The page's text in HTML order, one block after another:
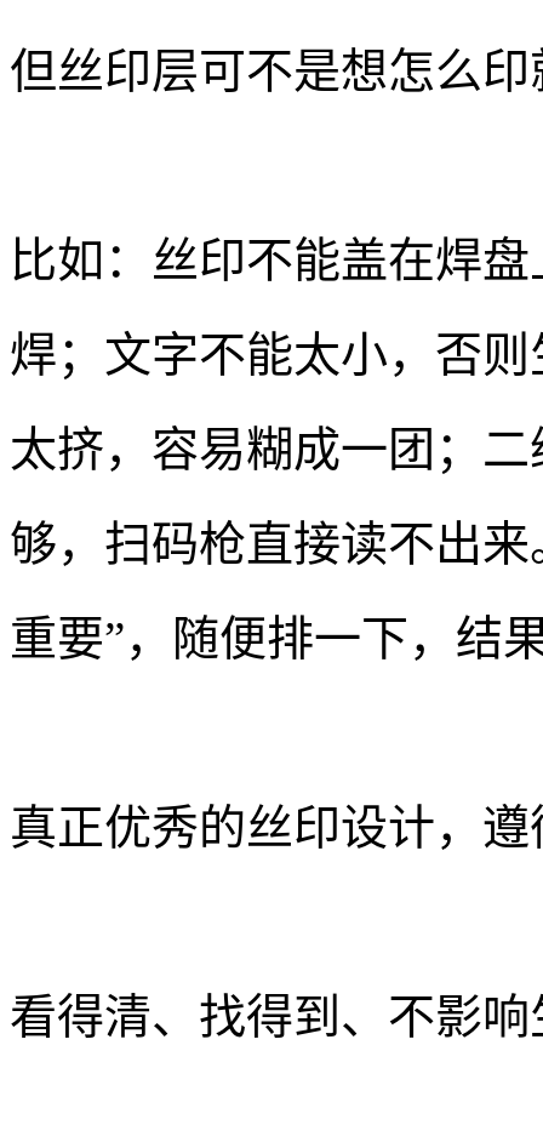
但丝印层可不是想怎么
比如：丝印不能盖在焊
焊；文字不能太小，否
太挤，容易糊成一团；
够，扫码枪直接读不出
重要”，随便排一下，结
真正优秀的丝印设计，
看得清、找得到、不影响